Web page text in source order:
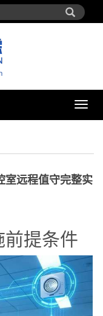
导
室远程值守完整实
前提条件